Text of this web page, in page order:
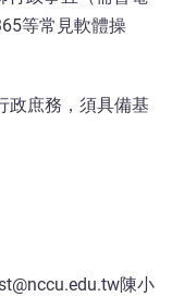
等常見軟體操
政庶務，須具備基
陳小